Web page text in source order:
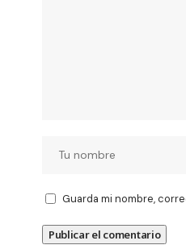
Guarda mi nombre,